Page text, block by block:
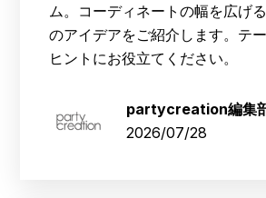
ム。コーディネートの幅を広げ
のアイデアをご紹介します。テ
ヒントにお役立てください。
partycreation編集
2026/07/28